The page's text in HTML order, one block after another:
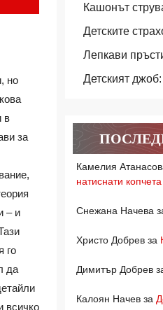
но
в
за
– и
го
да
всичко
Кашонът
Детските
Лепкави
Детският
Камелия
натиснати копчета
Снежана Начева
Христо Добрев за
Димитър Добрев
Калоян Начев за